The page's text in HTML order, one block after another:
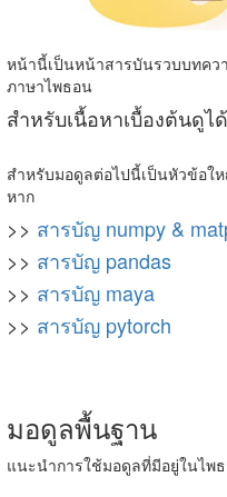
หน้านี้เป็นหน้าสารบันรวบบทคว
ภาษาไพธอน
สำหรับเนื้อหาเบื้องต้นดูไ
สำหรับมอดูลต่อไปนี้เป็นหัวข้อใ
หาก
>> สารบัญ numpy &
>> สารบัญ pandas
>> สารบัญ maya
>> สารบัญ pytorch
มอดูลพื้นฐาน
แนะนำการใช้มอดูลที่มีอยู่ในไพ